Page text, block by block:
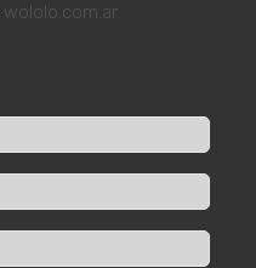
wololo.com.ar